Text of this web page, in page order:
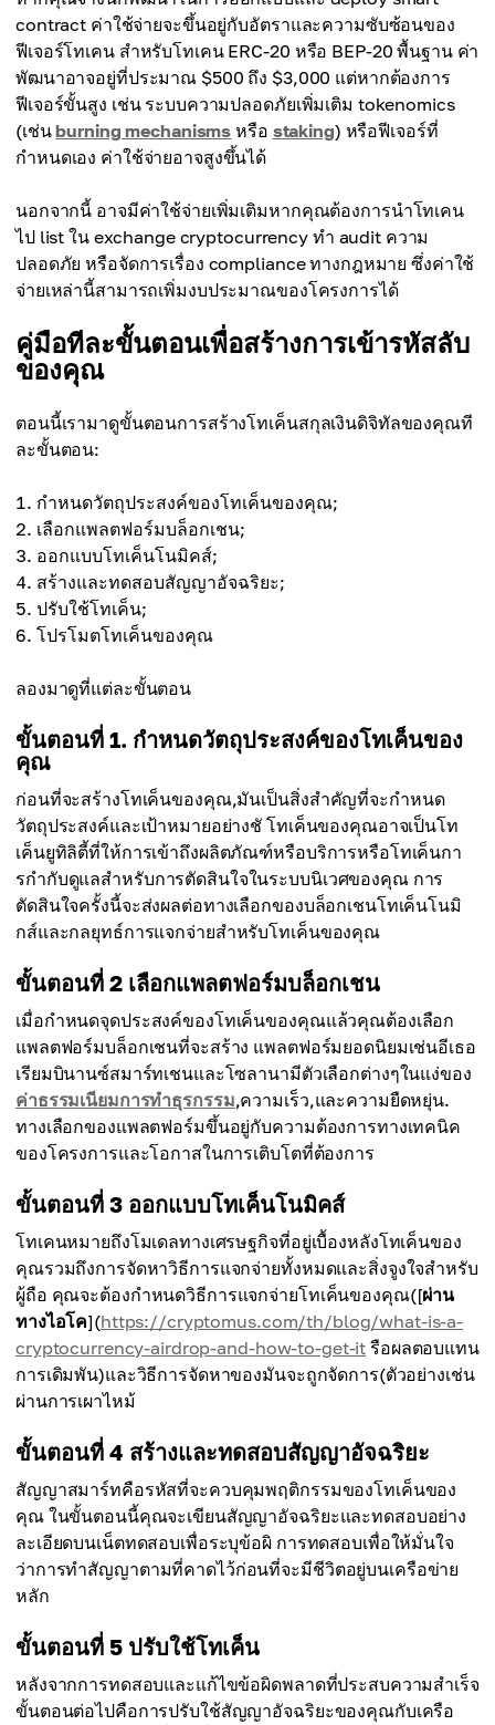
contract ค่าใช้จ่ายจะขึ้นอยู่กับอัตราและความซับซ้อนของ
ฟีเจอร์โทเคน สำหรับโทเคน ERC-20 หรือ BEP-20 พื้นฐาน ค่า
พัฒนาอาจอยู่ที่ประมาณ $500 ถึง $3,000 แต่หากต้องการ
ฟีเจอร์ขั้นสูง เช่น ระบบความปลอดภัยเพิ่มเติม tokenomics
(เช่นburning mechanisms หรือ staking) หรือฟีเจอร์ที่
กำหนดเอง ค่าใช้จ่ายอาจสูงขึ้นได้
นอกจากนี้ อาจมีค่าใช้จ่ายเพิ่มเติมหากคุณต้องการนำโทเคน
ไป list ใน exchange cryptocurrency ทำ audit ความ
ปลอดภัย หรือจัดการเรื่อง compliance ทางกฎหมาย ซึ่งค่าใช้
จ่ายเหล่านี้สามารถเพิ่มงบประมาณของโครงการได้
คู่มือทีละขั้นตอนเพื่อสร้างการเข้ารหัสลับ
ของคุณ
ตอนนี้เรามาดูขั้นตอนการสร้างโทเค็นสกุลเงินดิจิทัลของคุณที
ละขั้นตอน:
กำหนดวัตถุประสงค์ของโทเค็นของคุณ;
เลือกแพลตฟอร์มบล็อกเชน;
ออกแบบโทเค็นโนมิคส์;
สร้างและทดสอบสัญญาอัจฉริยะ;
ปรับใช้โทเค็น;
โปรโมตโทเค็นของคุณ
ลองมาดูที่แต่ละขั้นตอน
ขั้นตอนที่ 1. กำหนดวัตถุประสงค์ของโทเค็นของ
คุณ
ก่อนที่จะสร้างโทเค็นของคุณ,มันเป็นสิ่งสำคัญที่จะกำหนด
วัตถุประสงค์และเป้าหมายอย่างชั โทเค็นของคุณอาจเป็นโท
เค็นยูทิลิตี้ที่ให้การเข้าถึงผลิตภัณฑ์หรือบริการหรือโทเค็นกา
รกำกับดูแลสำหรับการตัดสินใจในระบบนิเวศของคุณ การ
ตัดสินใจครั้งนี้จะส่งผลต่อทางเลือกของบล็อกเชนโทเค็นโนมิ
กส์และกลยุทธ์การแจกจ่ายสำหรับโทเค็นของคุณ
ขั้นตอนที่ 2 เลือกแพลตฟอร์มบล็อกเชน
เมื่อกำหนดจุดประสงค์ของโทเค็นของคุณแล้วคุณต้องเลือก
แพลตฟอร์มบล็อกเชนที่จะสร้าง แพลตฟอร์มยอดนิยมเช่นอีเธอ
เรียมบินานซ์สมาร์ทเชนและโซลานามีตัวเลือกต่างๆในแง่ของ
ค่าธรรมเนียมการทำธุรกรรม,ความเร็ว,และความยืดหยุ่น.
ทางเลือกของแพลตฟอร์มขึ้นอยู่กับความต้องการทางเทคนิค
ของโครงการและโอกาสในการเติบโตที่ต้องการ
ขั้นตอนที่ 3 ออกแบบโทเค็นโนมิคส์
โทเคนหมายถึงโมเดลทางเศรษฐกิจที่อยู่เบื้องหลังโทเค็นของ
คุณรวมถึงการจัดหาวิธีการแจกจ่ายทั้งหมดและสิ่งจูงใจสำหรับ
ผู้ถือ คุณจะต้องกำหนดวิธีการแจกจ่ายโทเค็นของคุณ([ผ่าน
ทางไอโค](https://cryptomus.com/th/blog/what-is-a-
cryptocurrency-airdrop-and-how-to-get-it รือผลตอบแทน
การเดิมพัน)และวิธีการจัดหาของมันจะถูกจัดการ(ตัวอย่างเช่น
ผ่านการเผาไหม้
ขั้นตอนที่ 4 สร้างและทดสอบสัญญาอัจฉริยะ
สัญญาสมาร์ทคือรหัสที่จะควบคุมพฤติกรรมของโทเค็นของ
คุณ ในขั้นตอนนี้คุณจะเขียนสัญญาอัจฉริยะและทดสอบอย่าง
ละเอียดบนเน็ตทดสอบเพื่อระบุข้อผิ การทดสอบเพื่อให้มั่นใจ
ว่าการทำสัญญาตามที่คาดไว้ก่อนที่จะมีชีวิตอยู่บนเครือข่าย
หลัก
ขั้นตอนที่ 5 ปรับใช้โทเค็น
หลังจากการทดสอบและแก้ไขข้อผิดพลาดที่ประสบความสำเร็จ
ขั้นตอนต่อไปคือการปรับใช้สัญญาอัจฉริยะของคุณกับเครือ